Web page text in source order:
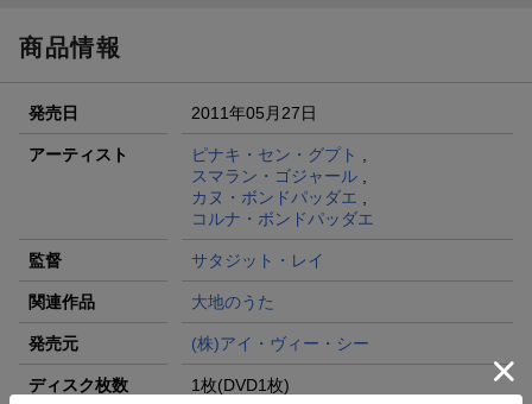
商品情報
発売日 2011年05月27日
アーティスト ピナキ・セン・グプト ,
スマラン・ゴジャール,
カヌ・ボンドパッダエ ,
コルナ・ボンドパッダエ
監督 サタジット・レイ
関連作品 大地のうた
発売元 (株)アイ・ヴィー・シー
ディスク枚数 1枚(DVD1枚)